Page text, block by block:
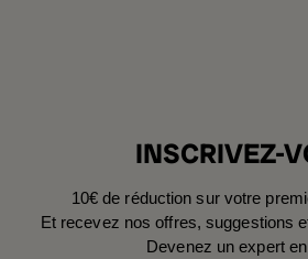
INSCRIVEZ-
10€ de réduction sur votre
Et recevez nos offres, suggestions
Devenez un expert